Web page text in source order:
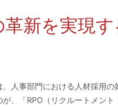
革新を実現
人事部門における人材採用
、「RPO（リクルートメン